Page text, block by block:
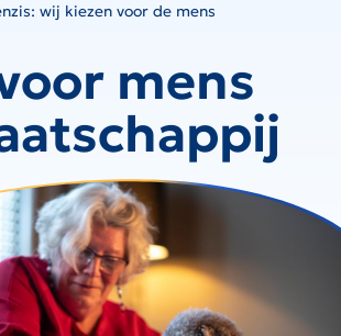
wij kiezen voor de mens
mens